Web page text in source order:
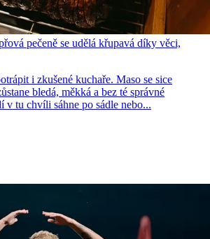
pečeně se udělá křupavá díky věci,
i zkušené kuchaře. Maso se sice
bledá, měkká a bez té správné
v tu chvíli sáhne po sádle nebo...